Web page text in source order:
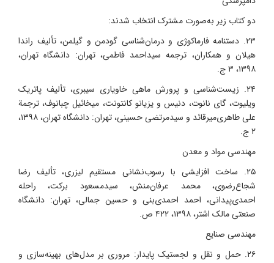
دو کتاب زیر به‌صورت مشترک انتخاب شدند:
۲۳. دستنامه فارماکوژی و درمان‌شناسی گودمن و گیلمن، تألیف راندا
هیلان و همکاران، ترجمه سیداحمد فاطمی، تهران: دانشگاه تهران،
۱۳۹۸، ۳ ج.
۲۴. زیست‌شناسی و پرورش ماهی خاویاری سیبری، تألیف پاتریک
ویلیوت، گای نانوت، دنیس و یزیانو کانتونت، میخائیل چبانوف، ترجمة
علی طاهری‌میرقائد و سیدمرتضی حسینی، تهران: دانشگاه تهران، ۱۳۹۸،
۲ ج.
مهندسی مواد و معدن
۲۵. ساخت افزایشی با رسوب‌نشانی مستقیم لیزری، تألیف رضا
شجاع‌رضوی، محمد عرفان‌منش، سیدمسعود برکت، راحله
احمدی‌پیدانی، احمد احمدی‌بنی و حسین جمالی، تهران: دانشگاه
صنعتی مالک اشتر، ۱۳۹۸، ۴۲۲ ص.
مهندسی صنایع
۲۶. حمل و نقل و لجستیک پایدار: مروری بر مدل‌های بهینه‌سازی و